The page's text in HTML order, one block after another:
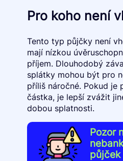
Pro koho není
Tento typ půjčky není
mají nízkou
příjem. Dlouhodobý
splátky mohou být pro
příliš náročné. Pokud je
částka, je lepší zvážit
dobou splatnosti.
Pozor
půjček